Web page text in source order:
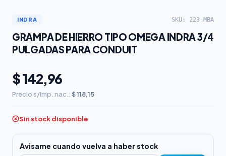
INDRA SKU: 223-MBA
GRAMPA DE HIERRO TIPO OMEGA INDRA 3/4
PULGADAS PARA CONDUIT
$ 142,96
Precio s/imp. nac.: $ 118,15
Sin stock disponible
Avisame cuando vuelva a haber stock